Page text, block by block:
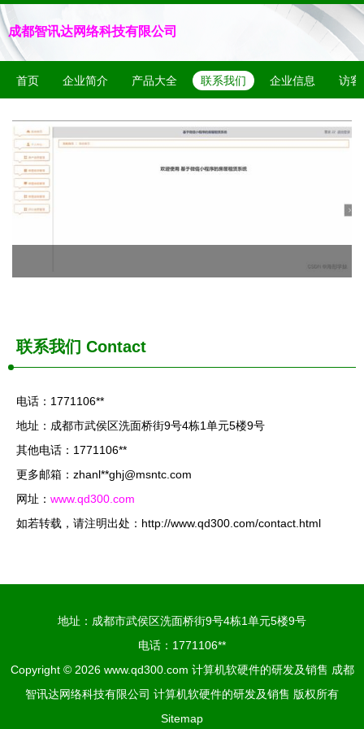
成都智讯达网络科技有限公司
首页 企业简介 产品大全 联系我们 企业信息 访客
联系我们 Contact
电话：1771106**
地址：成都市武侯区洗面桥街9号4栋1单元5楼9号
其他电话：1771106**
更多邮箱：zhanl**ghj@msntc.com
网址： www.qd300.com
如若转载，请注明出处：http://www.qd300.com/contact.html
地址：成都市武侯区洗面桥街9号4栋1单元5楼9号
电话：1771106**
Copyright © 2026 www.qd300.com 计算机软硬件的研发及销售 成都
智讯达网络科技有限公司 计算机软硬件的研发及销售 版权所有
Sitemap